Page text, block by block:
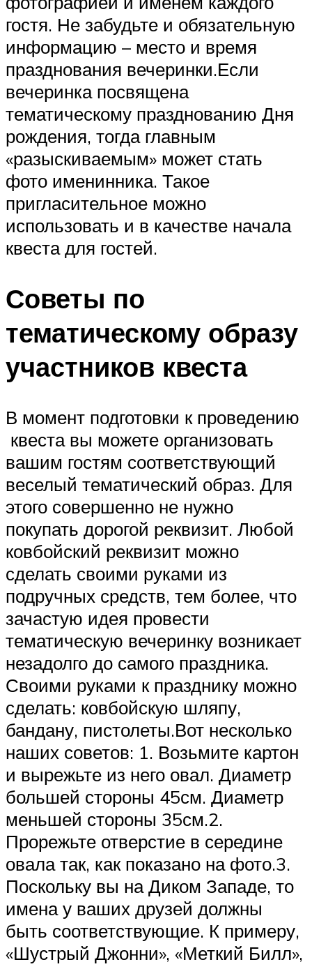
гостя. Не забудьте и обязательную
информацию – место и время
празднования вечеринки.Если
вечеринка посвящена
тематическому празднованию Дня
рождения, тогда главным
«разыскиваемым» может стать
фото именинника. Такое
пригласительное можно
использовать и в качестве начала
квеста для гостей.
Советы по
тематическому образу
участников квеста
В момент подготовки к проведению
квеста вы можете организовать
вашим гостям соответствующий
веселый тематический образ. Для
этого совершенно не нужно
покупать дорогой реквизит. Любой
ковбойский реквизит можно
сделать своими руками из
подручных средств, тем более, что
зачастую идея провести
тематическую вечеринку возникает
незадолго до самого праздника.
Своими руками к празднику можно
сделать: ковбойскую шляпу,
бандану, пистолеты.Вот несколько
наших советов: 1. Возьмите картон
и вырежьте из него овал. Диаметр
большей стороны 45см. Диаметр
меньшей стороны 35см.2.
Прорежьте отверстие в середине
овала так, как показано на фото.3.
Поскольку вы на Диком Западе, то
имена у ваших друзей должны
быть соответствующие. К примеру,
«Шустрый Джонни», «Меткий Билл»,